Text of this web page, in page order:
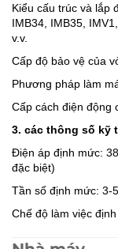
Kiểu cấu trúc và lắp
IMB34, IMB35,
v.v.
Cấp độ bảo vệ của
Phương pháp làm
Cấp cách điện động
3. các thông số kỹ
Điện áp định mức:
đặc biệt)
Tần số định mức: 3-
Chế độ làm việc